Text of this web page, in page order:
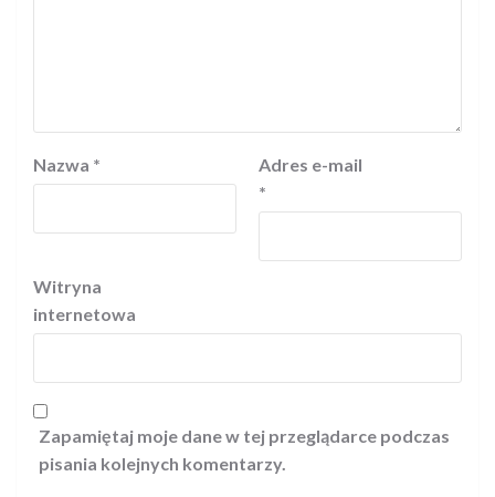
Nazwa *
Adres e-mail
*
Witryna
internetowa
Zapamiętaj moje dane w tej przeglądarce podczas
pisania kolejnych komentarzy.